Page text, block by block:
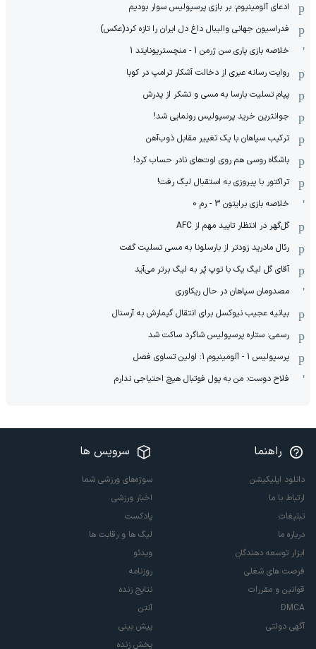
ادعای آلومینیوم: بر بازی پرسپولیس سوار بودیم
فدراسیون جهانی والیبال داغ دل ایران را تازه کرد(عکس)
خلاصه بازی پاری سن ژرمن 1 - منچستریونایتد 1
روایت رسانه عبری از دخالت آشکار ترامپ در کوبا
پیام تسلیت بارسا به مسی و تشکر از پدرش
جوانترین خرید پرسپولیس رونمایی شد!
ترکیب سپاهان با یک تغییر مقابل ذوب‌آهن
باشگاه روسی هم روی اوت‌های نادر حساب کرد!
تراکتور با پیروزی به استقبال لیگ رفت!
خلاصه بازی برایتون 3 - رم 0
گل‌گهر در انتظار تایید مهم از ‌AFC
رئال مادرید زودتر از بارسلونا به مسی تسلیت گفت
آقای گل لیگ یک با توپ پُر به لیگ برتر می‌آید
مصدومان سپاهان در حال ریکاوری
بیانیه عجیب نیوکسل برای انتقال گیمارش به آرسنال
رسمی: ستاره پرسپولیس شاگرد ساکت شد
پرسپولیس 1 - آلومینیوم 1: اولین تساوی فصل
فلاح دوست: من به پول فوتبال هیچ احتیاجی ندارم
راهنما
دانلود اپلیکیشن
ارتباط با ما
تبلیغات
درباره ما
ابزار توسعه دهندگان
فرصت های شغلی
قوانین و مقررات
DMCA
آگهی دولتی
سرویس ها
سوژه‌های ورزشی شما
اخبار ورزشی
پادکست
لیگ ها و رقابت ها
ویدئو
روزنامه
نتایج زنده
آنتن
پیش بینی
پخش زنده